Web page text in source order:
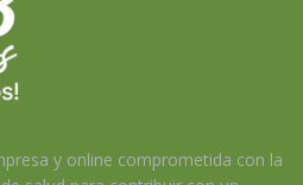
y online comprometida con la